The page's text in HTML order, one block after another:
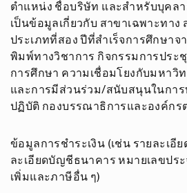
ตำแหน่ง ชื่อบริษัท และสำหรับบุคล
เป็นข้อมูลเกี่ยวกับ สาขาเฉพาะทาง
ประเภทที่สอง ปีที่สำเร็จการศึกษาจ
พิมพ์ทางวิชาการ กิจกรรมการประ
การศึกษา ความเชื่อมโยงกับมหาวิ
และการมีส่วนร่วม/สนับสนุนในกา
ปฏิบัติ กองบรรณาธิการและองค์กร
ข้อมูลการชำระเงิน (เช่น รายละเอี
ละเอียดบัญชีธนาคาร หมายเลขปร
เพิ่มและภาษีอื่น ๆ)